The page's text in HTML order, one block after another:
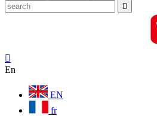


En
EN
fr